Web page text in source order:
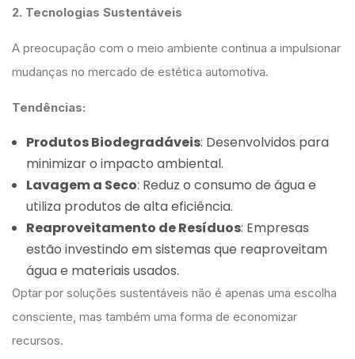
2. Tecnologias Sustentáveis
A preocupação com o meio ambiente continua a impulsionar
mudanças no mercado de estética automotiva.
Tendências:
Produtos Biodegradáveis: Desenvolvidos para
minimizar o impacto ambiental.
Lavagem a Seco: Reduz o consumo de água e
utiliza produtos de alta eficiência.
Reaproveitamento de Resíduos: Empresas
estão investindo em sistemas que reaproveitam
água e materiais usados.
Optar por soluções sustentáveis não é apenas uma escolha
consciente, mas também uma forma de economizar
recursos.